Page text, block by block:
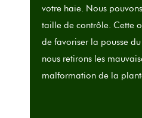
votre haie. Nous
taille de contrôle. Cette
de favoriser la pousse
nous retirons les
malformation de la